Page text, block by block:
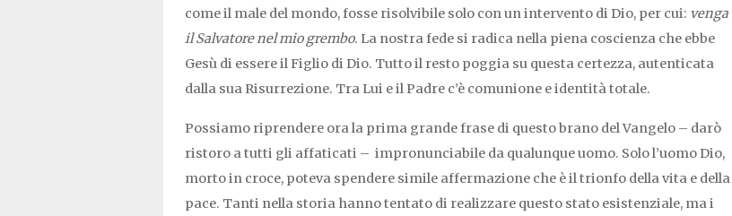
come il male del mondo, fosse risolvibile solo con un intervento di Dio, per cui: venga
il Salvatore nel mio grembo. La nostra fede si radica nella piena coscienza che ebbe
Gesù di essere il Figlio di Dio. Tutto il resto poggia su questa certezza, autenticata
dalla sua Risurrezione. Tra Lui e il Padre c’è comunione e identità totale.
Possiamo riprendere ora la prima grande frase di questo brano del Vangelo – darò
ristoro a tutti gli affaticati – impronunciabile da qualunque uomo. Solo l’uomo Dio,
morto in croce, poteva spendere simile affermazione che è il trionfo della vita e della
pace. Tanti nella storia hanno tentato di realizzare questo stato esistenziale, ma i